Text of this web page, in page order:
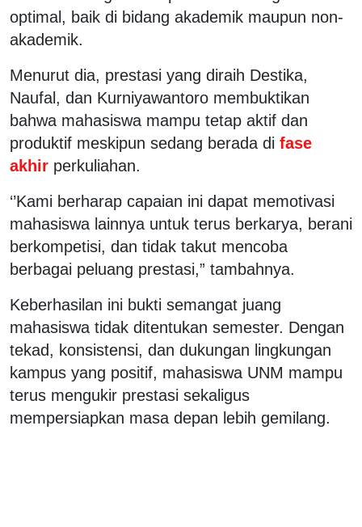
optimal, baik di bidang akademik maupun non-
akademik.
Menurut dia, prestasi yang diraih Destika,
Naufal, dan Kurniyawantoro membuktikan
bahwa mahasiswa mampu tetap aktif dan
produktif meskipun sedang berada di fase
akhir perkuliahan.
‘’Kami berharap capaian ini dapat memotivasi
mahasiswa lainnya untuk terus berkarya, berani
berkompetisi, dan tidak takut mencoba
berbagai peluang prestasi,” tambahnya.
Keberhasilan ini bukti semangat juang
mahasiswa tidak ditentukan semester. Dengan
tekad, konsistensi, dan dukungan lingkungan
kampus yang positif, mahasiswa UNM mampu
terus mengukir prestasi sekaligus
mempersiapkan masa depan lebih gemilang.